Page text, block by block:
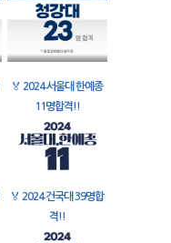
🏅 2024 서울대 한예종
11명합격!!
🏅 2024 건국대 39명합
격!!